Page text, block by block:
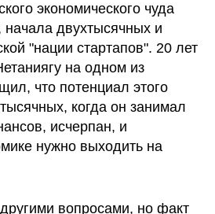
экономического чуда
начала двухтысячных и
"нации стартапов". 20 лет
на одном из
что потенциал этого
когда он занимал
исчерпан, и
нужно выходить на
вопросами, но факт